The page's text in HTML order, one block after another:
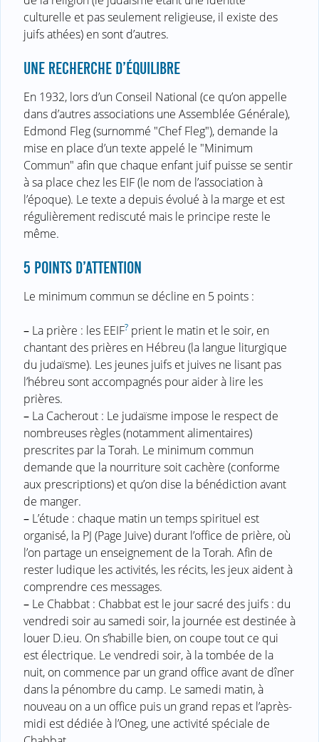
culturelle et pas seulement religieuse, il existe des
juifs athées) en sont d’autres.
UNE RECHERCHE D’ÉQUILIBRE
En 1932, lors d’un Conseil National (ce qu’on appelle
dans d’autres associations une Assemblée Générale),
Edmond Fleg (surnommé "Chef Fleg"), demande la
mise en place d’un texte appelé le "Minimum
Commun" afin que chaque enfant juif puisse se sentir
à sa place chez les EIF (le nom de l’association à
l’époque). Le texte a depuis évolué à la marge et est
régulièrement rediscuté mais le principe reste le
même.
5 POINTS D’ATTENTION
Le minimum commun se décline en 5 points :
– La prière : les EEIF? prient le matin et le soir, en
chantant des prières en Hébreu (la langue liturgique
du judaïsme). Les jeunes juifs et juives ne lisant pas
l’hébreu sont accompagnés pour aider à lire les
prières.
– La Cacherout : Le judaïsme impose le respect de
nombreuses règles (notamment alimentaires)
prescrites par la Torah. Le minimum commun
demande que la nourriture soit cachère (conforme
aux prescriptions) et qu’on dise la bénédiction avant
de manger.
– L’étude : chaque matin un temps spirituel est
organisé, la PJ (Page Juive) durant l’office de prière, où
l’on partage un enseignement de la Torah. Afin de
rester ludique les activités, les récits, les jeux aident à
comprendre ces messages.
– Le Chabbat : Chabbat est le jour sacré des juifs : du
vendredi soir au samedi soir, la journée est destinée à
louer D.ieu. On s’habille bien, on coupe tout ce qui
est électrique. Le vendredi soir, à la tombée de la
nuit, on commence par un grand office avant de dîner
dans la pénombre du camp. Le samedi matin, à
nouveau on a un office puis un grand repas et l’après-
midi est dédiée à l’Oneg, une activité spéciale de